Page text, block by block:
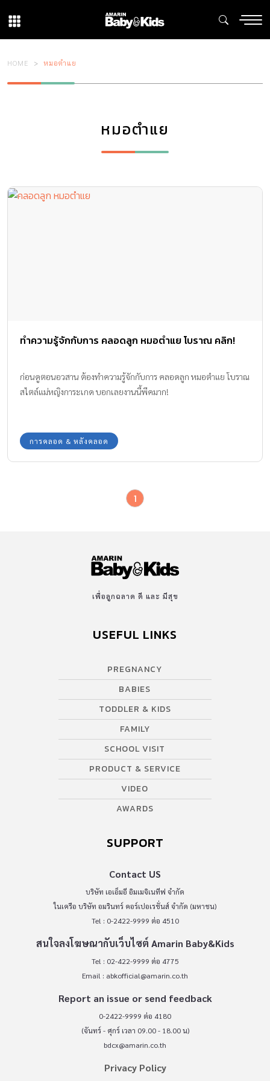
HOME หมอตำแย
หมอตำแย
ทำความรู้จักกับการ คลอดลูก หมอตำแย โบราณ คลิก!
ก่อนดูตอนอวสาน ต้องทำความรู้จักกับการ คลอดลูก หมอตำแย โบราณ
สไตล์แม่หญิงการะเกด บอกเลยงานนี้พีคมาก!
การคลอด & หลังคลอด
1
เพื่อลูกฉลาด ดี และ มีสุข
USEFUL LINKS
PREGNANCY
BABIES
TODDLER & KIDS
FAMILY
SCHOOL VISIT
PRODUCT & SERVICE
VIDEO
AWARDS
SUPPORT
Contact US
บริษัท เอเอ็มอี อิมเมจิเนทีฟ จำกัด
ในเครือ บริษัท อมรินทร์ คอร์เปอเรชั่นส์ จำกัด (มหาชน)
Tel : 0-2422-9999 ต่อ 4510
สนใจลงโฆษณากับเว็บไซต์ Amarin Baby&Kids
Tel : 02-422-9999 ต่อ 4775
Email : abkofficial@amarin.co.th
Report an issue or send feedback
0-2422-9999 ต่อ 4180
(จันทร์ - ศุกร์ เวลา 09.00 - 18.00 น)
bdcx@amarin.co.th
Privacy Policy